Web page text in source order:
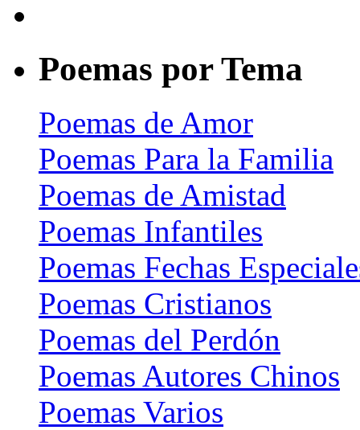
Poemas por Tema
Poemas de Amor
Poemas Para la Familia
Poemas de Amistad
Poemas Infantiles
Poemas Fechas
Poemas Cristianos
Poemas del Perdón
Poemas Autores Chinos
Poemas Varios